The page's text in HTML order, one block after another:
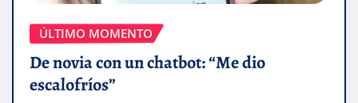
ÚLTIMO MOMENTO
De novia con un chatbot: “Me dio
escalofríos”